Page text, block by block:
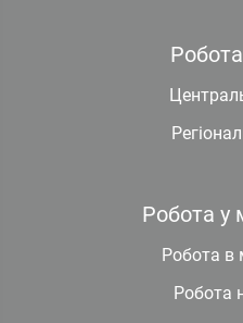
Робота у
Робота в
Робота